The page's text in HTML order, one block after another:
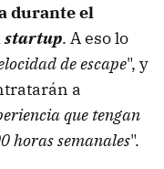
durante el
startup. A eso lo
de escape", y
a
que tengan
horas semanales".